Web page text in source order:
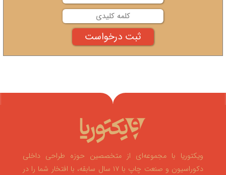
ویکتوریا با مجموعه‌ای از متخصصین حوزه طراحی داخلی
دکوراسیون و صنعت چاپ با ۱۷ سال سابقه، با افتخار شما را در